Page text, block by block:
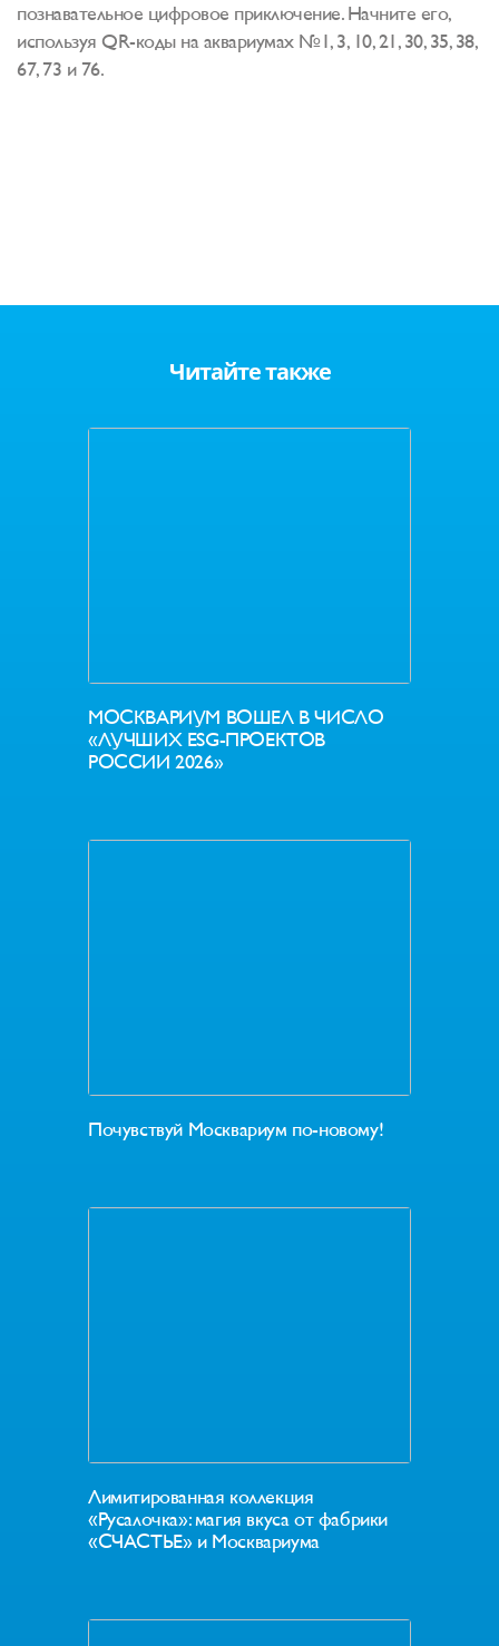
познавательное цифровое приключение. Начните его,
используя QR-коды на аквариумах №1, 3, 10, 21, 30, 35, 38,
67, 73 и 76.
Читайте также
МОСКВАРИУМ ВОШЕЛ В ЧИСЛО
«ЛУЧШИХ ESG-ПРОЕКТОВ
РОССИИ 2026»
Почувствуй Москвариум по-новому!
Лимитированная коллекция
«Русалочка»: магия вкуса от фабрики
«СЧАСТЬЕ» и Москвариума